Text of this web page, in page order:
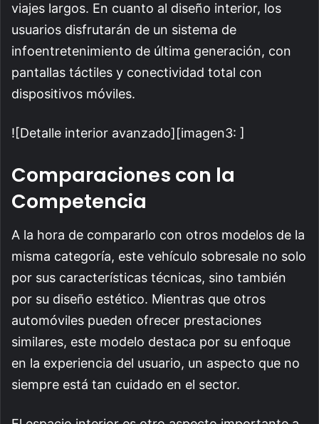
viajes largos. En cuanto al diseño interior, los
usuarios disfrutarán de un sistema de
infoentretenimiento de última generación, con
pantallas táctiles y conectividad total con
dispositivos móviles.
​![Detalle interior avanzado][imagen3: ]
Comparaciones con la
Competencia
A la hora de compararlo con otros modelos de la
misma categoría, este vehículo sobresale no solo
por sus características técnicas, sino también
por su diseño estético. Mientras que otros
automóviles pueden ofrecer prestaciones
similares, este modelo destaca por su enfoque
en la experiencia del usuario, un aspecto que no
siempre está tan cuidado en el sector.